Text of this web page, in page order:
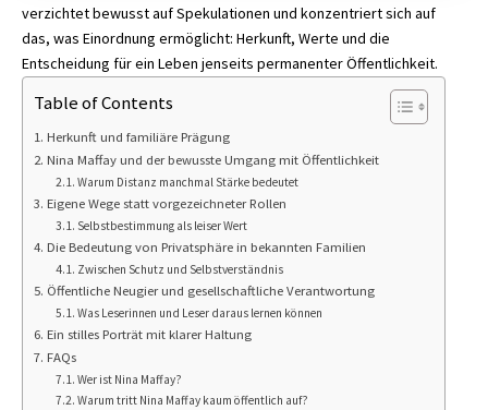
verzichtet bewusst auf Spekulationen und konzentriert sich auf
das, was Einordnung ermöglicht: Herkunft, Werte und die
Entscheidung für ein Leben jenseits permanenter Öffentlichkeit.
Table of Contents
Herkunft und familiäre Prägung
Nina Maffay und der bewusste Umgang mit Öffentlichkeit
Warum Distanz manchmal Stärke bedeutet
Eigene Wege statt vorgezeichneter Rollen
Selbstbestimmung als leiser Wert
Die Bedeutung von Privatsphäre in bekannten Familien
Zwischen Schutz und Selbstverständnis
Öffentliche Neugier und gesellschaftliche Verantwortung
Was Leserinnen und Leser daraus lernen können
Ein stilles Porträt mit klarer Haltung
FAQs
Wer ist Nina Maffay?
Warum tritt Nina Maffay kaum öffentlich auf?